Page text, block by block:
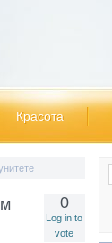
Красота
0
Log in to
vote